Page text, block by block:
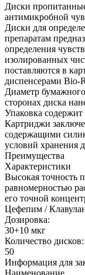
Диски
антимикробной
Диски для
препаратам
определения
изолированных
поставляются в
диспенсерами Bio-
Диаметр
сторонах диска
Упаковка
Картриджи
содержащими
условий хранения
Преимущества
Характеристики
Высокая точность
равномерностью
его точной
Цефепим /
Дозировка:
30+10 мкг
Количество дисков:
50
Информация для
Наименование